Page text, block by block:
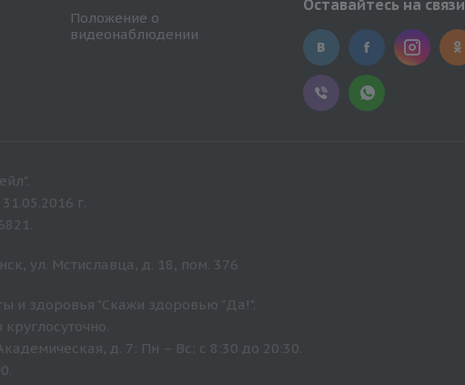
Положение о
видеонаблюдении
Оставайтесь на связи
г.
ул. Мстиславца, д. 18, пом. 376
и здоровья "Скажи здоровью "Да!".
д. 7: Пн – Вс: с 8:30 до 20:30.